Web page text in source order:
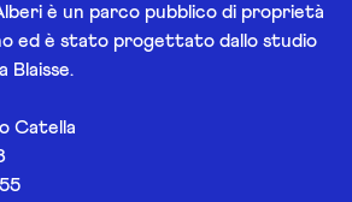
è un parco pubblico di proprietà
ed è stato progettato dallo studio
Blaisse.
Catella